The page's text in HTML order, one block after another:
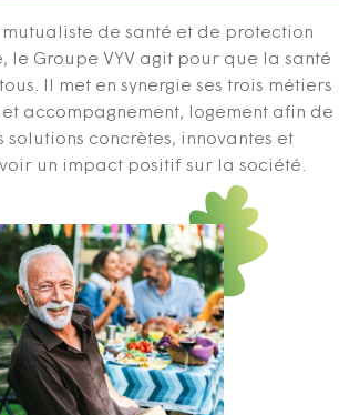
de santé et de protection
le Groupe VYV agit pour que la santé
Il met en synergie ses trois métiers
et accompagnement, logement afin de
solutions concrètes, innovantes et
un impact positif sur la société.